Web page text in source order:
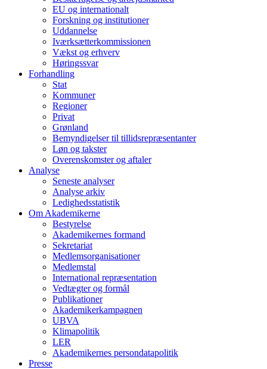
EU og internationalt
Forskning og institutioner
Uddannelse
Iværksætterkommissionen
Vækst og erhverv
Høringssvar
Forhandling
Stat
Kommuner
Regioner
Privat
Grønland
Bemyndigelser til tillidsrepræsentanter
Løn og takster
Overenskomster og aftaler
Analyse
Seneste analyser
Analyse arkiv
Ledighedsstatistik
Om Akademikerne
Bestyrelse
Akademikernes formand
Sekretariat
Medlemsorganisationer
Medlemstal
International repræsentation
Vedtægter og formål
Publikationer
Akademikerkampagnen
UBVA
Klimapolitik
LER
Akademikernes persondatapolitik
Presse